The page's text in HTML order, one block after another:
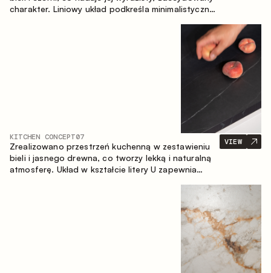
charakter. Liniowy układ podkreśla minimalistyczny i
KITCHEN CONCEPT07
Zrealizowano przestrzeń kuchenną w zestawieniu
bieli i jasnego drewna, co tworzy lekką i naturalną
atmosferę. Układ w kształcie litery U zapewnia
użytkową, tworząc miejsce na szybkie śniadania i
VIEW